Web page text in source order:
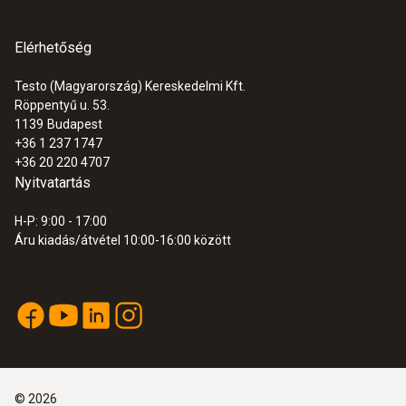
Elérhetőség
Testo (Magyarország) Kereskedelmi Kft.
Röppentyű u. 53.
1139 Budapest
+36 1 237 1747
+36 20 220 4707
Nyitvatartás
H-P: 9:00 - 17:00
Áru kiadás/átvétel 10:00-16:00 között
© 2026